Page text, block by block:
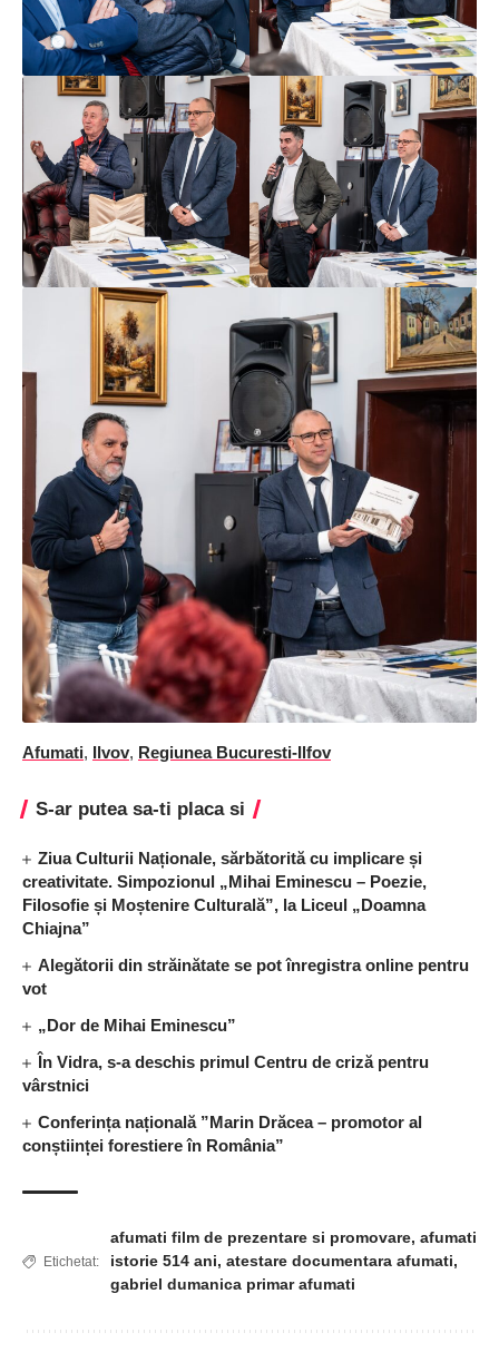
Afumati, Ilvov, Regiunea Bucuresti-Ilfov
S-ar putea sa-ti placa si
Ziua Culturii Naționale, sărbătorită cu implicare și
creativitate. Simpozionul „Mihai Eminescu – Poezie,
Filosofie și Moștenire Culturală”, la Liceul „Doamna
Chiajna”
Alegătorii din străinătate se pot înregistra online pentru
vot
„Dor de Mihai Eminescu”
În Vidra, s-a deschis primul Centru de criză pentru
vârstnici
Conferința națională ”Marin Drăcea – promotor al
conștiinței forestiere în România”
Etichetat:
afumati film de prezentare si promovare, afumati
istorie 514 ani, atestare documentara afumati,
gabriel dumanica primar afumati